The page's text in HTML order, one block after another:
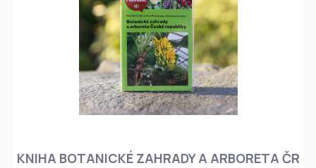
KNIHA BOTANICKÉ ZAHRADY A ARBORETA ČR